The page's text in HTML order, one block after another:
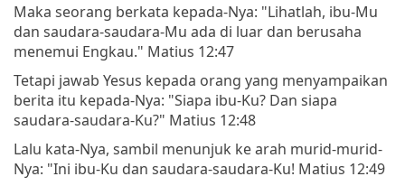
Maka seorang berkata kepada-Nya: "Lihatlah, ibu-Mu
dan saudara-saudara-Mu ada di luar dan berusaha
menemui Engkau." Matius 12:47
Tetapi jawab Yesus kepada orang yang menyampaikan
berita itu kepada-Nya: "Siapa ibu-Ku? Dan siapa
saudara-saudara-Ku?" Matius 12:48
Lalu kata-Nya, sambil menunjuk ke arah murid-murid-
Nya: "Ini ibu-Ku dan saudara-saudara-Ku! Matius 12:49